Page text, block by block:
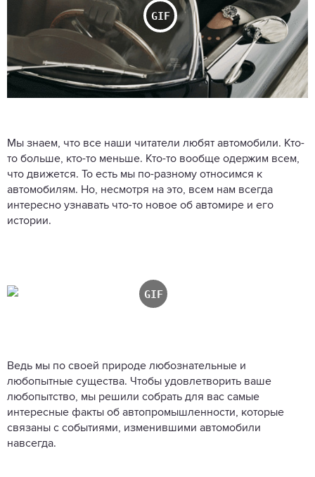
Мы знаем, что все наши читатели любят автомобили. Кто-
то больше, кто-то меньше. Кто-то вообще одержим всем,
что движется. То есть мы по-разному относимся к
автомобилям. Но, несмотря на это, всем нам всегда
интересно узнавать что-то новое об автомире и его
истории.
Ведь мы по своей природе любознательные и
любопытные существа. Чтобы удовлетворить ваше
любопытство, мы решили собрать для вас самые
интересные факты об автопромышленности, которые
связаны с событиями, изменившими автомобили
навсегда.